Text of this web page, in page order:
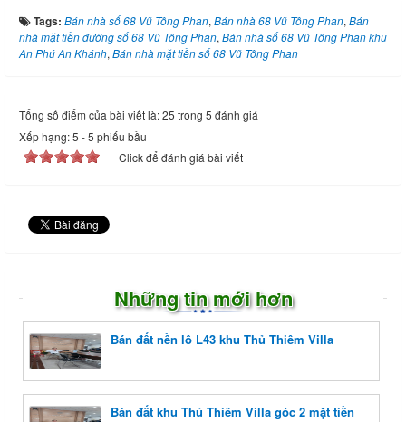
Tags: Bán nhà số 68 Vũ Tông Phan, Bán nhà 68 Vũ Tông Phan, Bán
nhà mặt tiền đường số 68 Vũ Tông Phan, Bán nhà số 68 Vũ Tông Phan khu
An Phú An Khánh, Bán nhà mặt tiền số 68 Vũ Tông Phan
Tổng số điểm của bài viết là: 25 trong 5 đánh giá
Xếp hạng:5 -5 phiếu bầu
Click để đánh giá bài viết
Những tin mới hơn
Bán đất nền lô L43 khu Thủ Thiêm Villa
Bán đất khu Thủ Thiêm Villa góc 2 mặt tiền